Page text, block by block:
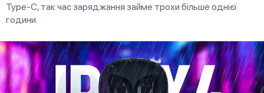
Type-C, так час заряджання займе трохи більше однієї
години.